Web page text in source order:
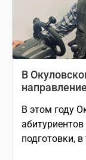
В
В этом году
подготовки,